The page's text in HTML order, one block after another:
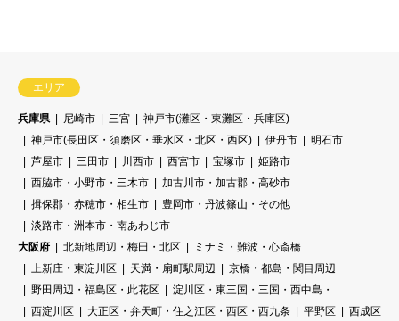
エリア
兵庫県 尼崎市 三宮
神戸市(灘区・東灘区・兵庫区)
神戸市(長田区・須磨区・垂水区・北区・西区)
伊丹市
明石市
芦屋市
三田市 川西市 西宮市 宝塚市
姫路市
西脇市・小野市・三木市
加古川市・加古郡・高砂市
揖保郡・赤穂市・相生市
豊岡市・丹波篠山・その他
淡路市・洲本市・南あわじ市
大阪府
北新地周辺・梅田・北区
ミナミ・難波・心斎橋
上新庄・東淀川区
天満・扇町駅周辺
京橋・都島・関目周辺
野田周辺・福島区・此花区
淀川区・東三国・三国・西中島・
西淀川区
大正区・弁天町・住之江区・西区・西九条 平野区
西成区